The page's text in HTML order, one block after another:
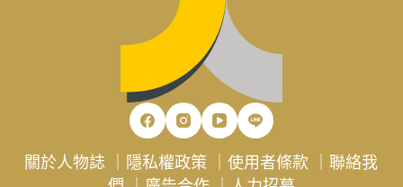
關於人物誌 隱私權政策 ｜使用者條款 ｜聯絡我